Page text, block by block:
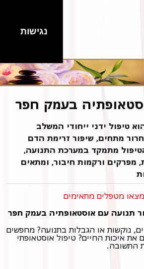
בעמק חפר
טיפול ידני ייחודי המשלב
מתחים, שיפור זרימת הדם
מתמקד במערכת התנועה,
מפרקים ורקמות חיבור, ומתאים
מטפלים מתאימים
תנועה עם אוסטאופתיה בעמק חפר
נוקשות או הגבלות בתנועה? מחפשים
את איכות החיים? טיפול אוסטאופתי
התשובה.
נגישות